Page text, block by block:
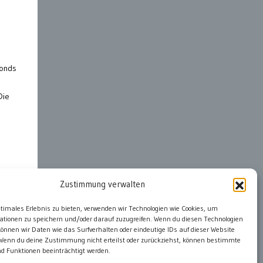
Zustimmung verwalten
Erlebnis zu bieten, verwenden wir Technologien wie Cookies, um
zu speichern und/oder darauf zuzugreifen. Wenn du diesen Technologien
wir Daten wie das Surfverhalten oder eindeutige IDs auf dieser Website
du deine Zustimmung nicht erteilst oder zurückziehst, können bestimmte
Funktionen beeinträchtigt werden.